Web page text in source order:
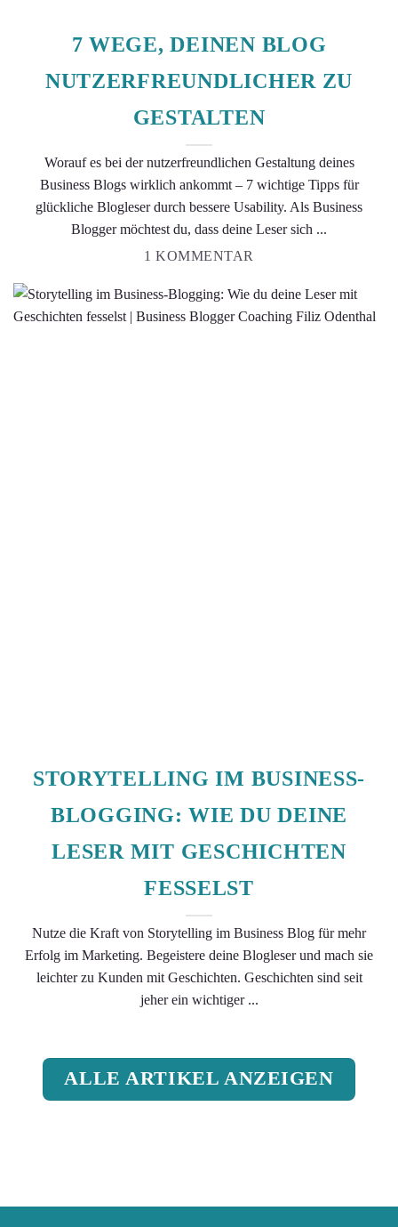
7 WEGE, DEINEN BLOG
NUTZERFREUNDLICHER ZU
GESTALTEN
Worauf es bei der nutzerfreundlichen Gestaltung deines
Business Blogs wirklich ankommt – 7 wichtige Tipps für
glückliche Blogleser durch bessere Usability. Als Business
Blogger möchtest du, dass deine Leser sich ...
1 KOMMENTAR
STORYTELLING IM BUSINESS-
BLOGGING: WIE DU DEINE
LESER MIT GESCHICHTEN
FESSELST
Nutze die Kraft von Storytelling im Business Blog für mehr
Erfolg im Marketing. Begeistere deine Blogleser und mach sie
leichter zu Kunden mit Geschichten. Geschichten sind seit
jeher ein wichtiger ...
ALLE ARTIKEL ANZEIGEN